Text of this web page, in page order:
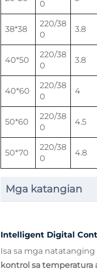
0
38*38
220/38
0
3.8
40*50
220/38
0
3.8
40*60
220/38
0
4
50*60
220/38
0
4.5
50*70
220/38
0
4.8
Mga katangian
Intelligent Digital
Isa sa mga
kontrol sa temperatura